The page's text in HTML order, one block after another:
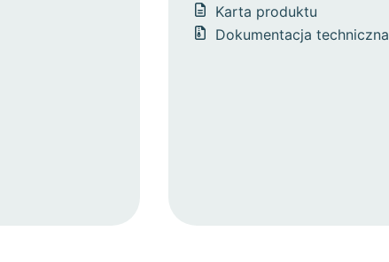
Karta produktu
Dokumentacja techniczna